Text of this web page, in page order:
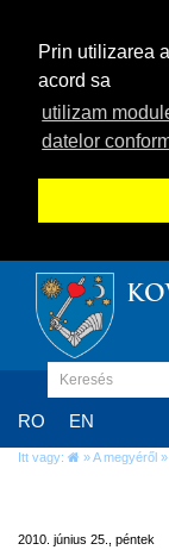
Prin utilizarea
acord sa
utilizam
datelor
RO EN
Itt vagy: »A megyéről »
2010. június 25., péntek